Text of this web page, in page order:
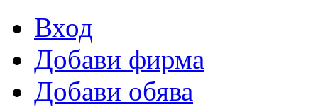
Вход
Добави фирма
Добави обява